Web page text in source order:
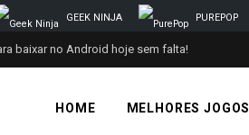
GEEK NINJA PUREPOP
baixar no Android hoje sem falta!
HOME MELHORES JOGOS